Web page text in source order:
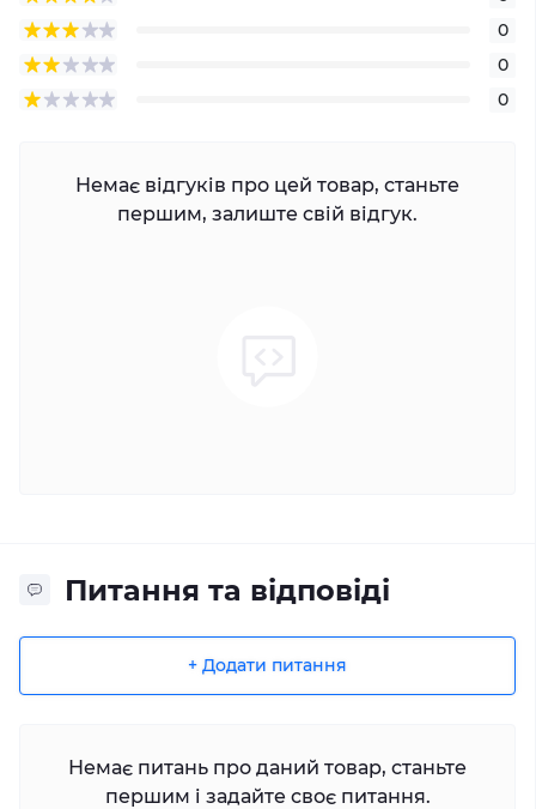
0
0
0
Немає відгуків про цей товар, станьте
першим, залиште свій відгук.
Питання та відповіді
+ Додати питання
Немає питань про даний товар, станьте
першим і задайте своє питання.